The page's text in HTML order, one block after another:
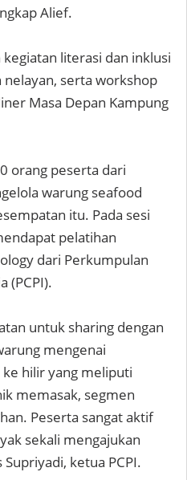
Alief.
literasi dan inklusi
nelayan, serta workshop
Masa Depan Kampung
orang peserta dari
warung seafood
itu. Pada sesi
pelatihan
dari Perkumpulan
(PCPI).
untuk sharing dengan
mengenai
hilir yang meliputi
memasak, segmen
Peserta sangat aktif
sekali mengajukan
ketua PCPI.